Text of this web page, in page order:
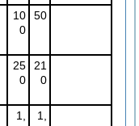
10
0
50
25
0
21
0
1,
1,